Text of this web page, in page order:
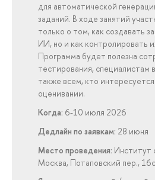
для автоматической
заданий. В ходе занятий
только о том, как создавать
ИИ, но и как контролировать
Программа будет полезна
тестирования, специалистам
также всем, кто
оценивании.
Когда: 6-10 июля 2026
Дедлайн по заявкам: 28 июня
Место проведения: Институт
Москва, Потаповский пер.,